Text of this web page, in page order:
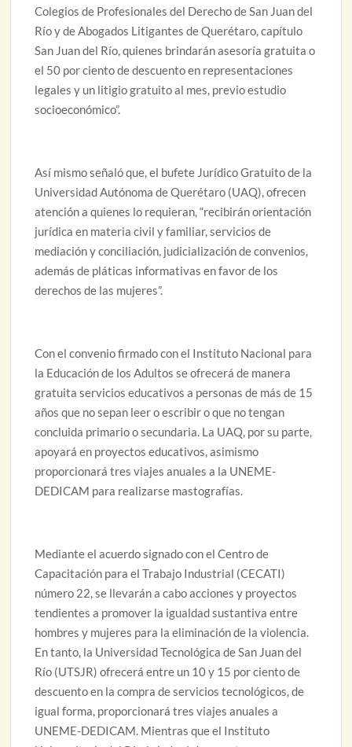
Colegios de Profesionales del Derecho de San Juan del
Río y de Abogados Litigantes de Querétaro, capítulo
San Juan del Río, quienes brindarán asesoría gratuita o
el 50 por ciento de descuento en representaciones
legales y un litigio gratuito al mes, previo estudio
socioeconómico”.
Así mismo señaló que, el bufete Jurídico Gratuito de la
Universidad Autónoma de Querétaro (UAQ), ofrecen
atención a quienes lo requieran, “recibirán orientación
jurídica en materia civil y familiar, servicios de
mediación y conciliación, judicialización de convenios,
además de pláticas informativas en favor de los
derechos de las mujeres”.
Con el convenio firmado con el Instituto Nacional para
la Educación de los Adultos se ofrecerá de manera
gratuita servicios educativos a personas de más de 15
años que no sepan leer o escribir o que no tengan
concluida primario o secundaria. La UAQ, por su parte,
apoyará en proyectos educativos, asimismo
proporcionará tres viajes anuales a la UNEME-
DEDICAM para realizarse mastografías.
Mediante el acuerdo signado con el Centro de
Capacitación para el Trabajo Industrial (CECATI)
número 22, se llevarán a cabo acciones y proyectos
tendientes a promover la igualdad sustantiva entre
hombres y mujeres para la eliminación de la violencia.
En tanto, la Universidad Tecnológica de San Juan del
Río (UTSJR) ofrecerá entre un 10 y 15 por ciento de
descuento en la compra de servicios tecnológicos, de
igual forma, proporcionará tres viajes anuales a
UNEME-DEDICAM. Mientras que el Instituto